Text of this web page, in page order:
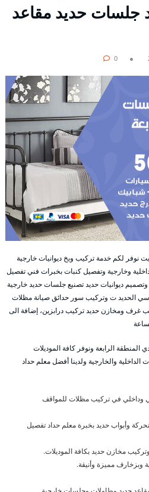
/ حداد جلسات حديد مقاعد
0
نوفر لكم خدمة تركيب وبخ ديوانيات خارجية
وخارجية وتفصيل كنبات بخبرات فني تفصيل
ديوانيات حديد تصنيع جلسات حديد خارجية
الحديد ت وتركيب سور حدائق صيانة مظلات
ومخازن حديد تركيب درابزين، إضافة الى
الرابعة ونوفر كافة الموديلات
الداخلية والخارجية ولدينا أفضل معلم حداد
وداخلي في تركيب مظلات للمواقف
وأبواب حديد بخبرة معلم حداد تفصيل
مخازن حديد بكافة الموديلات.
وبزخارف مميزة وأنيقة.